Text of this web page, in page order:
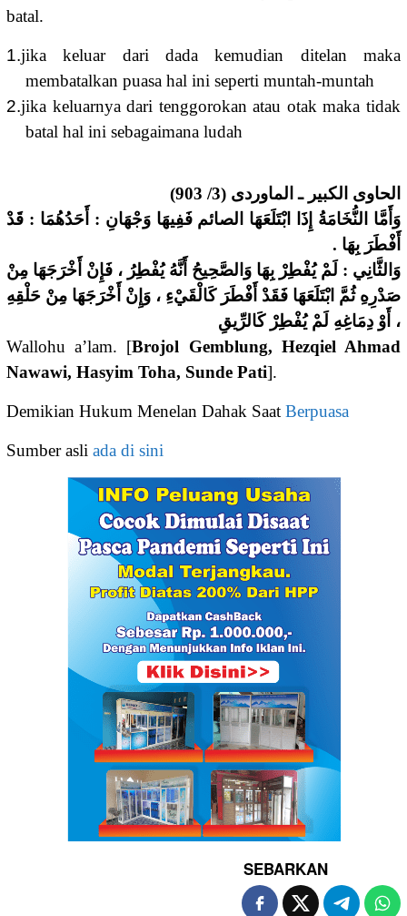
batal.
1.jika keluar dari dada kemudian ditelan maka
membatalkan puasa hal ini seperti muntah-muntah
2.jika keluarnya dari tenggorokan atau otak maka tidak
batal hal ini sebagaimana ludah
الحاوى الكبير ـ الماوردى (3/ 903)
وَأَمَّا النُّخَامَةُ إِذَا ابْتَلَعَهَا الصائم فَفِيهَا وَجْهَانِ : أَحَدُهُمَا : قَدْ
أَفْطَرَ بِهَا .
وَالثَّانِي : لَمْ يُفْطِرْ بِهَا وَالصَّحِيحُ أَنَّهُ يُفْطِرُ ، فَإِنْ أَخْرَجَهَا مِنْ
صَدْرِهِ ثُمَّ ابْتَلَعَهَا فَقَدْ أَفْطَرَ كَالْقَيْءِ ، وَإِنْ أَخْرَجَهَا مِنْ حَلْقِهِ
، أَوْ دِمَاغِهِ لَمْ يُفْطِرْ كَالرِّيقِ
Wallohu a’lam. [Brojol Gemblung, Hezqiel Ahmad
Nawawi, Hasyim Toha, Sunde Pati].
Demikian Hukum Menelan Dahak Saat Berpuasa
Sumber asli ada di sini
SEBARKAN